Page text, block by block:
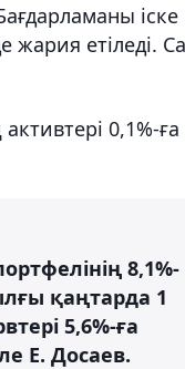
іске
жария етіледі.
0,1%-ға
8,1%-
қаңтарда 1
5,6%-ға
Е. Досаев.